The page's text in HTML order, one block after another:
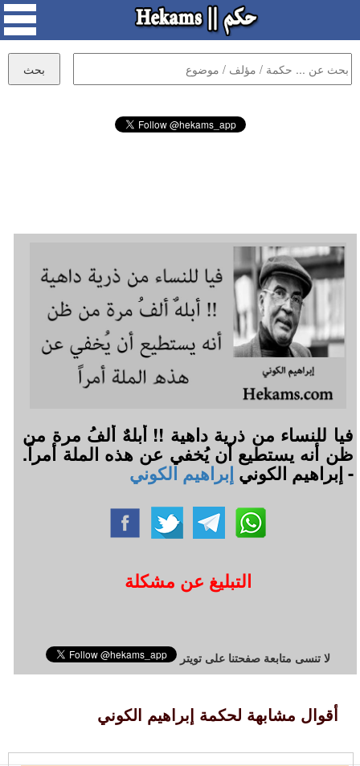
فيا للنساء من ذرية داهية !! أبلهٌ ألفُ مرة من
ظن أنه يستطيع أن يُخفي عن هذه الملة أمراً.
- إبراهيم الكوني إبراهيم الكوني
التبليغ عن مشكلة
لا تنسى متابعة صفحتنا على تويتر
أقوال مشابهة لحكمة إبراهيم الكوني